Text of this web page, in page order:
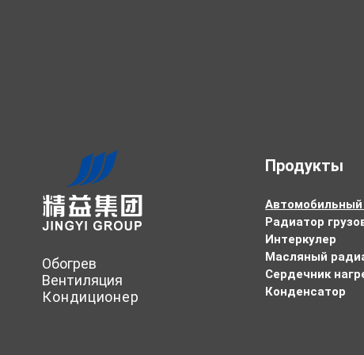
Обогрев
Вентиляция
Кондиционер
Продукты
Радиатор
Интеркулер
Масляный
Сердечник
Конденсатор